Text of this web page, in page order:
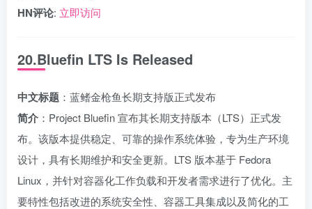
HN评论: 立即访问
20.Bluefin LTS Is Released
中文标题 ：蓝鳍金枪鱼长期支持版正式发布
简介 ：Project Bluefin 宣布其长期支持版本（LTS）正式发
布。该版本提供稳定、可靠的操作系统体验，专为生产环境
设计，具有长期维护和安全更新。LTS 版本基于 Fedora
Linux，并针对容器化工作负载和开发者需求进行了优化。主
要特性包括改进的系统安全性、容器工具集成以及简化的工